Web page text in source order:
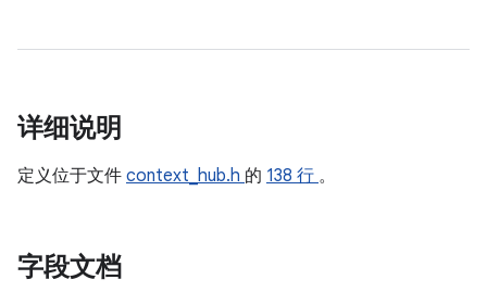
详细说明
定义位于文件 context_hub.h 的 138 行 。
字段文档